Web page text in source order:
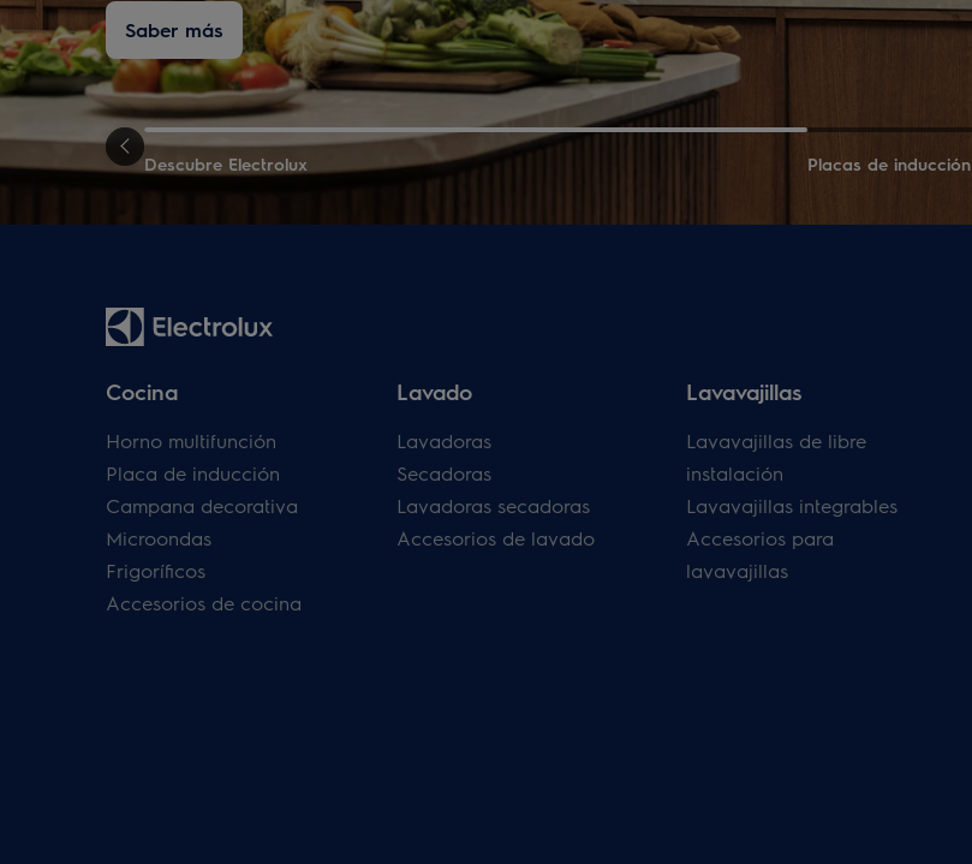
Saber más
Descubre Electrolux Placas de inducción
Cocina
Horno multifunción
Placa de inducción
Campana decorativa
Microondas
Frigoríficos
Accesorios de cocina
Lavado
Lavadoras
Secadoras
Lavadoras secadoras
Accesorios de lavado
Lavavajillas
Lavavajillas de libre
instalación
Lavavajillas integrables
Accesorios para
lavavajillas